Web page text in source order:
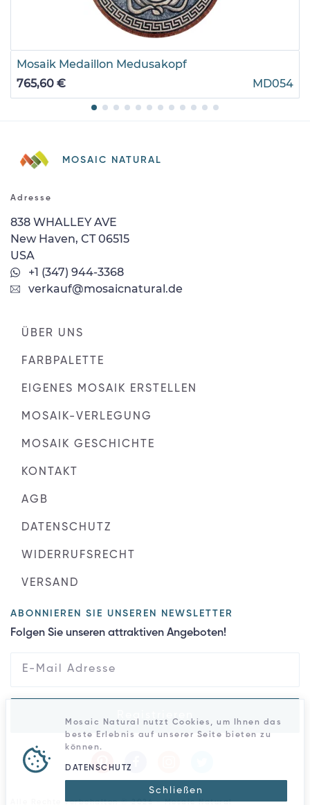
Mosaik Medaillon Medusakopf
765,60 €
MD054
MOSAIC NATURAL
Adresse
838 WHALLEY AVE
New Haven, CT 06515
USA
+1 (347) 944-3368
verkauf@mosaicnatural.de
ÜBER UNS
FARBPALETTE
EIGENES MOSAIK ERSTELLEN
MOSAIK-VERLEGUNG
MOSAIK GESCHICHTE
KONTAKT
AGB
DATENSCHUTZ
WIDERRUFSRECHT
VERSAND
ABONNIEREN SIE UNSEREN NEWSLETTER
Folgen Sie unseren attraktiven Angeboten!
Alle Rechte vorbehalten © 2026 - Mosaic Natural
Mosaic Natural nutzt Cookies, um Ihnen das
beste Erlebnis auf unserer Seite bieten zu
können.
DATENSCHUTZ
Schließen